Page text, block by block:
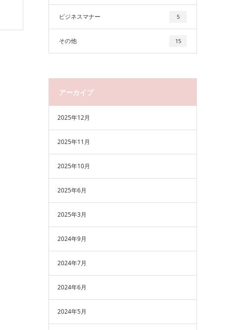
ビジネスマナー 5
その他 15
アーカイブ
2025年12月
2025年11月
2025年10月
2025年6月
2025年3月
2024年9月
2024年7月
2024年6月
2024年5月